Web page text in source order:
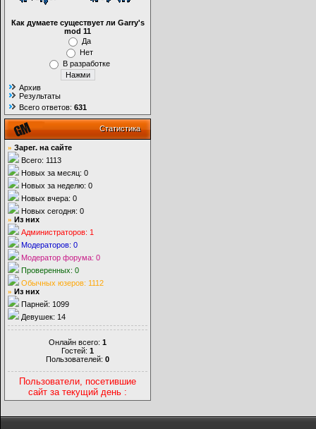
Как думаете существует ли Garry's
mod 11
Да
Нет
В разработке
Архив
Результаты
Всего ответов: 631
Статистика
» Зарег. на сайте
Всего: 1113
Новых за месяц: 0
Новых за неделю: 0
Новых вчера: 0
Новых сегодня: 0
» Из них
Администраторов: 1
Модераторов: 0
Модератор форума: 0
Проверенных: 0
Обычных юзеров: 1112
» Из них
Парней: 1099
Девушек: 14
Онлайн всего: 1
Гостей: 1
Пользователей: 0
Пользователи, посетившие
сайт за текущий день :